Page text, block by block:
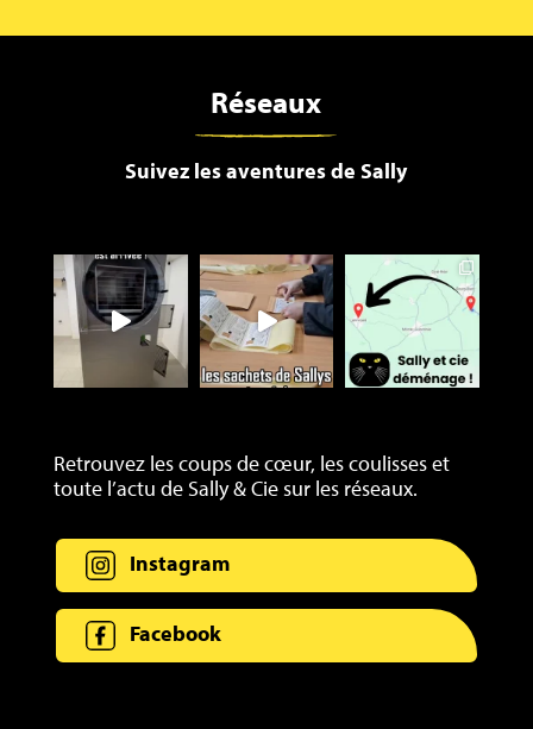
Réseaux
Suivez les aventures de Sally
Retrouvez les coups de cœur, les coulisses et
toute l’actu de Sally & Cie sur les réseaux.
Instagram
Facebook